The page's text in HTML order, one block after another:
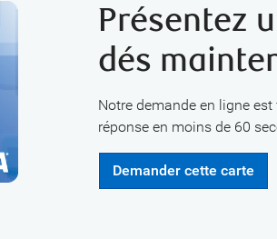
Présentez
dés
Notre demande en ligne
réponse en moins de 60
Demander cette carte